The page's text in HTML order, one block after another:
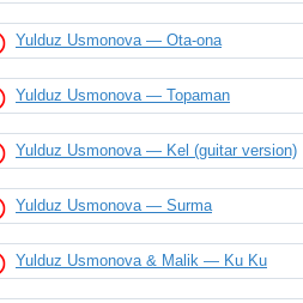
Yulduz Usmonova — Ota-ona
Yulduz Usmonova — Topaman
Yulduz Usmonova — Kel (guitar version)
Yulduz Usmonova — Surma
Yulduz Usmonova & Malik — Ku Ku